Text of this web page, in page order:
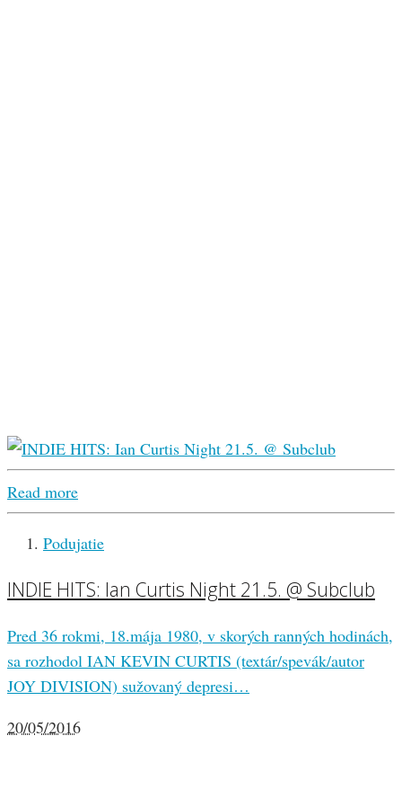
Read more
Podujatie
INDIE HITS: Ian Curtis Night 21.5. @ Subclub
Pred 36 rokmi, 18.mája 1980, v skorých ranných hodinách,
sa rozhodol IAN KEVIN CURTIS (textár/spevák/autor
JOY DIVISION) sužovaný depresi…
20/05/2016